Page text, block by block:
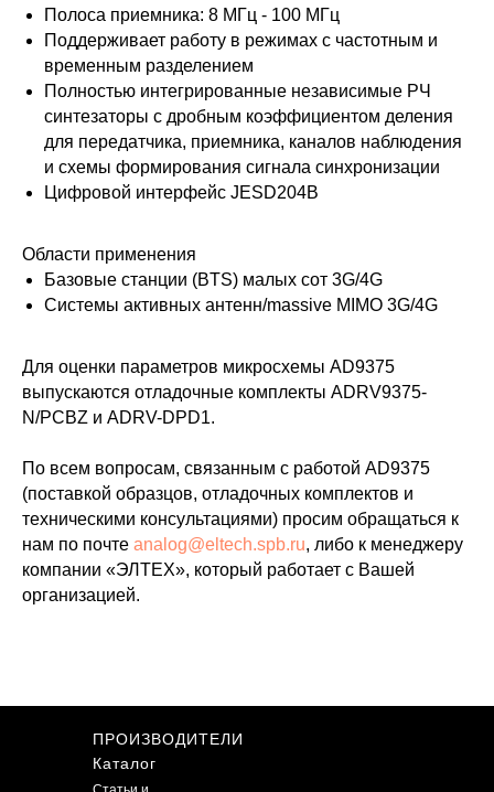
Полоса приемника: 8 МГц - 100 МГц
Поддерживает работу в режимах с частотным и
временным разделением
Полностью интегрированные независимые РЧ
синтезаторы с дробным коэффициентом деления
для передатчика, приемника, каналов наблюдения
и схемы формирования сигнала синхронизации
Цифровой интерфейс JESD204B
Области применения
Базовые станции (BTS) малых сот 3G/4G
Системы активных антенн/massive MIMO 3G/4G
Для оценки параметров микросхемы AD9375
выпускаются отладочные комплекты ADRV9375-
N/PCBZ и ADRV-DPD1.
По всем вопросам, связанным с работой AD9375
(поставкой образцов, отладочных комплектов и
техническими консультациями) просим обращаться к
нам по почте analog@eltech.spb.ru, либо к менеджеру
компании «ЭЛТЕХ», который работает с Вашей
организацией.
Каталог
ПРОИЗВОДИТЕЛИ